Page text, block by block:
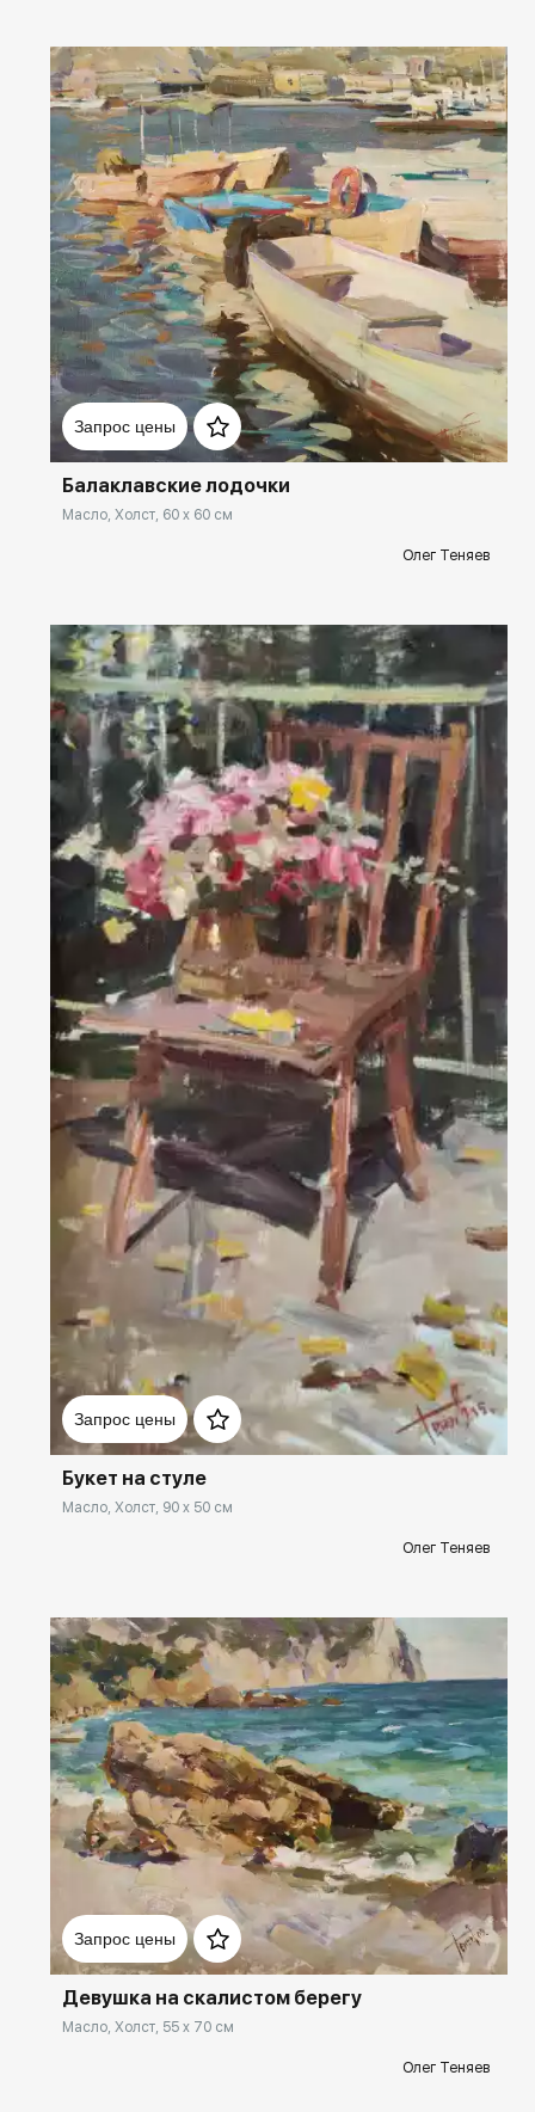
Запрос цены
Домен: rakovgallery.ru
Балаклавские лодочки
Масло, Холст, 60 x 60 см
Олег Теняев
Запрос цены
Домен: rakovgallery.ru
Букет на стуле
Масло, Холст, 90 x 50 см
Олег Теняев
Запрос цены
rakovgallery.ru
Девушка на скалистом берегу
Масло, Холст, 55 x 70 см
Олег Теняев